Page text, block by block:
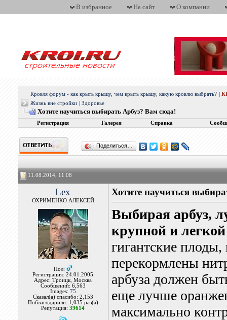
В избранное На сайт О компании
Кровля форум - как крыть крышу, чем крыть крышу, какую кровлю выбрать?
Жизнь вне стройки
Здоровье
Хотите научиться выбирать Арбуз? Вам сюда!
Регистрация Галерея Справка
Поделиться…
11.08.2014, 11:08
Lex
ОХРИМЕНКО АЛЕКСЕЙ
Пол:
Регистрация: 24.01.2005
Адрес: Троицк, Москва
Сообщений: 6,563
Images: 75
Сказал(а) спасибо: 2,153
Поблагодарили: 1,035 раз(а)
Репутация:39614
Хотите научиться
Выбирая арбуз,
крупной и
гигантские плоды,
перекормлены
арбуза должен
еще лучше
максимально